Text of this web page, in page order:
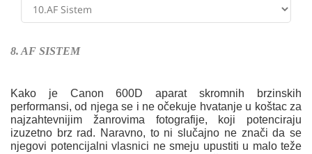
8. AF SISTEM
Kako je Canon 600D aparat skromnih brzinskih
performansi, od njega se i ne očekuje hvatanje u koštac za
najzahtevnijim žanrovima fotografije, koji potenciraju
izuzetno brz rad. Naravno, to ni slučajno ne znači da se
njegovi potencijalni vlasnici ne smeju upustiti u malo teže